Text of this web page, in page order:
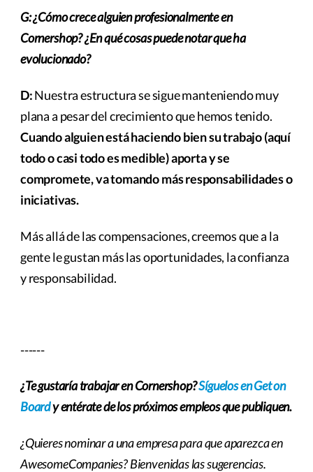
G: ¿Cómo crece alguien profesionalmente en
Cornershop? ¿En qué cosas puede notar que ha
evolucionado?
D:Nuestra estructura se sigue manteniendo muy
plana a pesar del crecimiento que hemos tenido.
Cuando alguien está haciendo bien su trabajo (aquí
todo o casi todo es medible) aporta y se
compromete, va tomando más responsabilidades o
iniciativas.
Más allá de las compensaciones, creemos que a la
gente le gustan más las oportunidades, la confianza
y responsabilidad.
------
¿Te gustaría trabajar en Cornershop?Síguelos en Get on
Boardy entérate de los próximos empleos que publiquen.
¿Quieres nominar a una empresa para que aparezca en
AwesomeCompanies? Bienvenidas las sugerencias.